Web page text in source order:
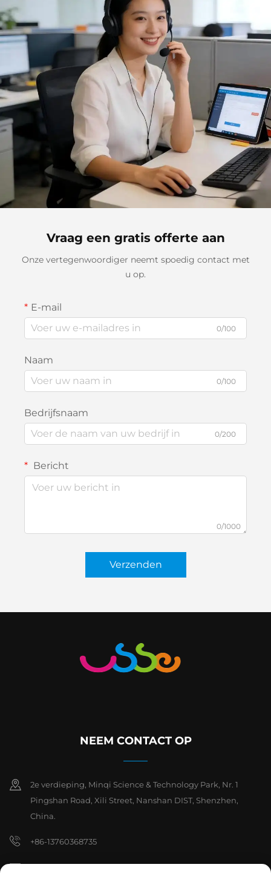
Vraag een gratis offerte aan
Onze vertegenwoordiger neemt spoedig contact met
u op.
E-mail
0/100
Naam
0/100
Bedrijfsnaam
0/200
Bericht
0/1000
Verzenden
NEEM CONTACT OP
2e verdieping, Minqi Science & Technology Park, Nr. 1
Pingshan Road, Xili Street, Nanshan DIST, Shenzhen,
China.
+86-13760368735
[email protected]